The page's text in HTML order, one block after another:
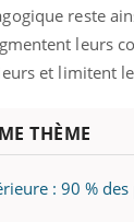
reste
leurs
et limitent
THÈME
: 90 % des